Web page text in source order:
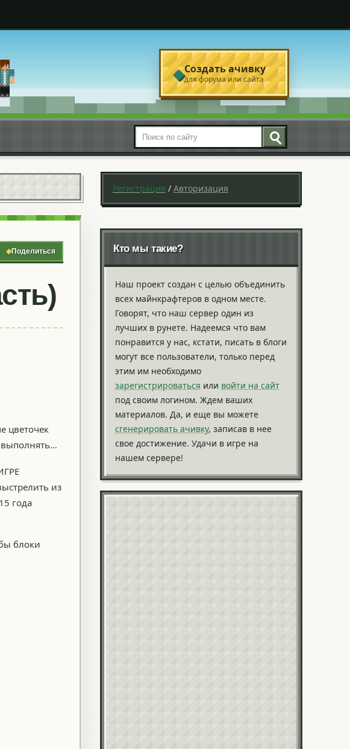
◆Создать ачивку
для форума или сайта
Поиск по сайту
◆Поделиться
цветочек
выполнять…
из
года
блоки
Регистрация / Авторизация
Кто мы такие?
Наш проект создан с целью объединить
всех майнкрафтеров в одном месте.
Говорят, что наш сервер один из
лучших в рунете. Надеемся что вам
понравится у нас, кстати, писать в блоги
могут все пользователи, только перед
этим им необходимо
зарегистрироваться или войти на сайт
под своим логином. Ждем ваших
материалов. Да, и еще вы можете
сгенерировать ачивку, записав в нее
свое достижение. Удачи в игре на
нашем сервере!